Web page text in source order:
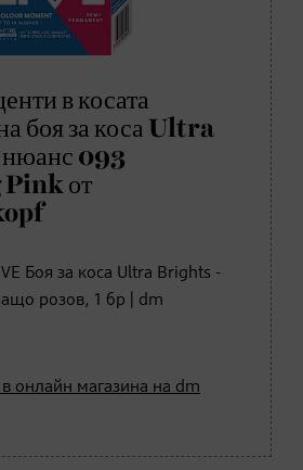
в косата
боя за коса Ultra
093
от
Боя за коса Ultra Brights -
розов, 1 бр | dm
в онлайн магазина на dm